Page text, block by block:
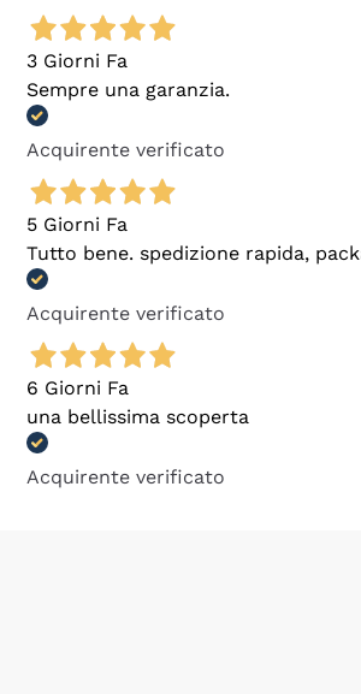
3 Giorni Fa
Sempre una garanzia.
Acquirente verificato
5 Giorni Fa
Tutto bene. spedizione rapida,
Acquirente verificato
6 Giorni Fa
una bellissima scoperta
Acquirente verificato